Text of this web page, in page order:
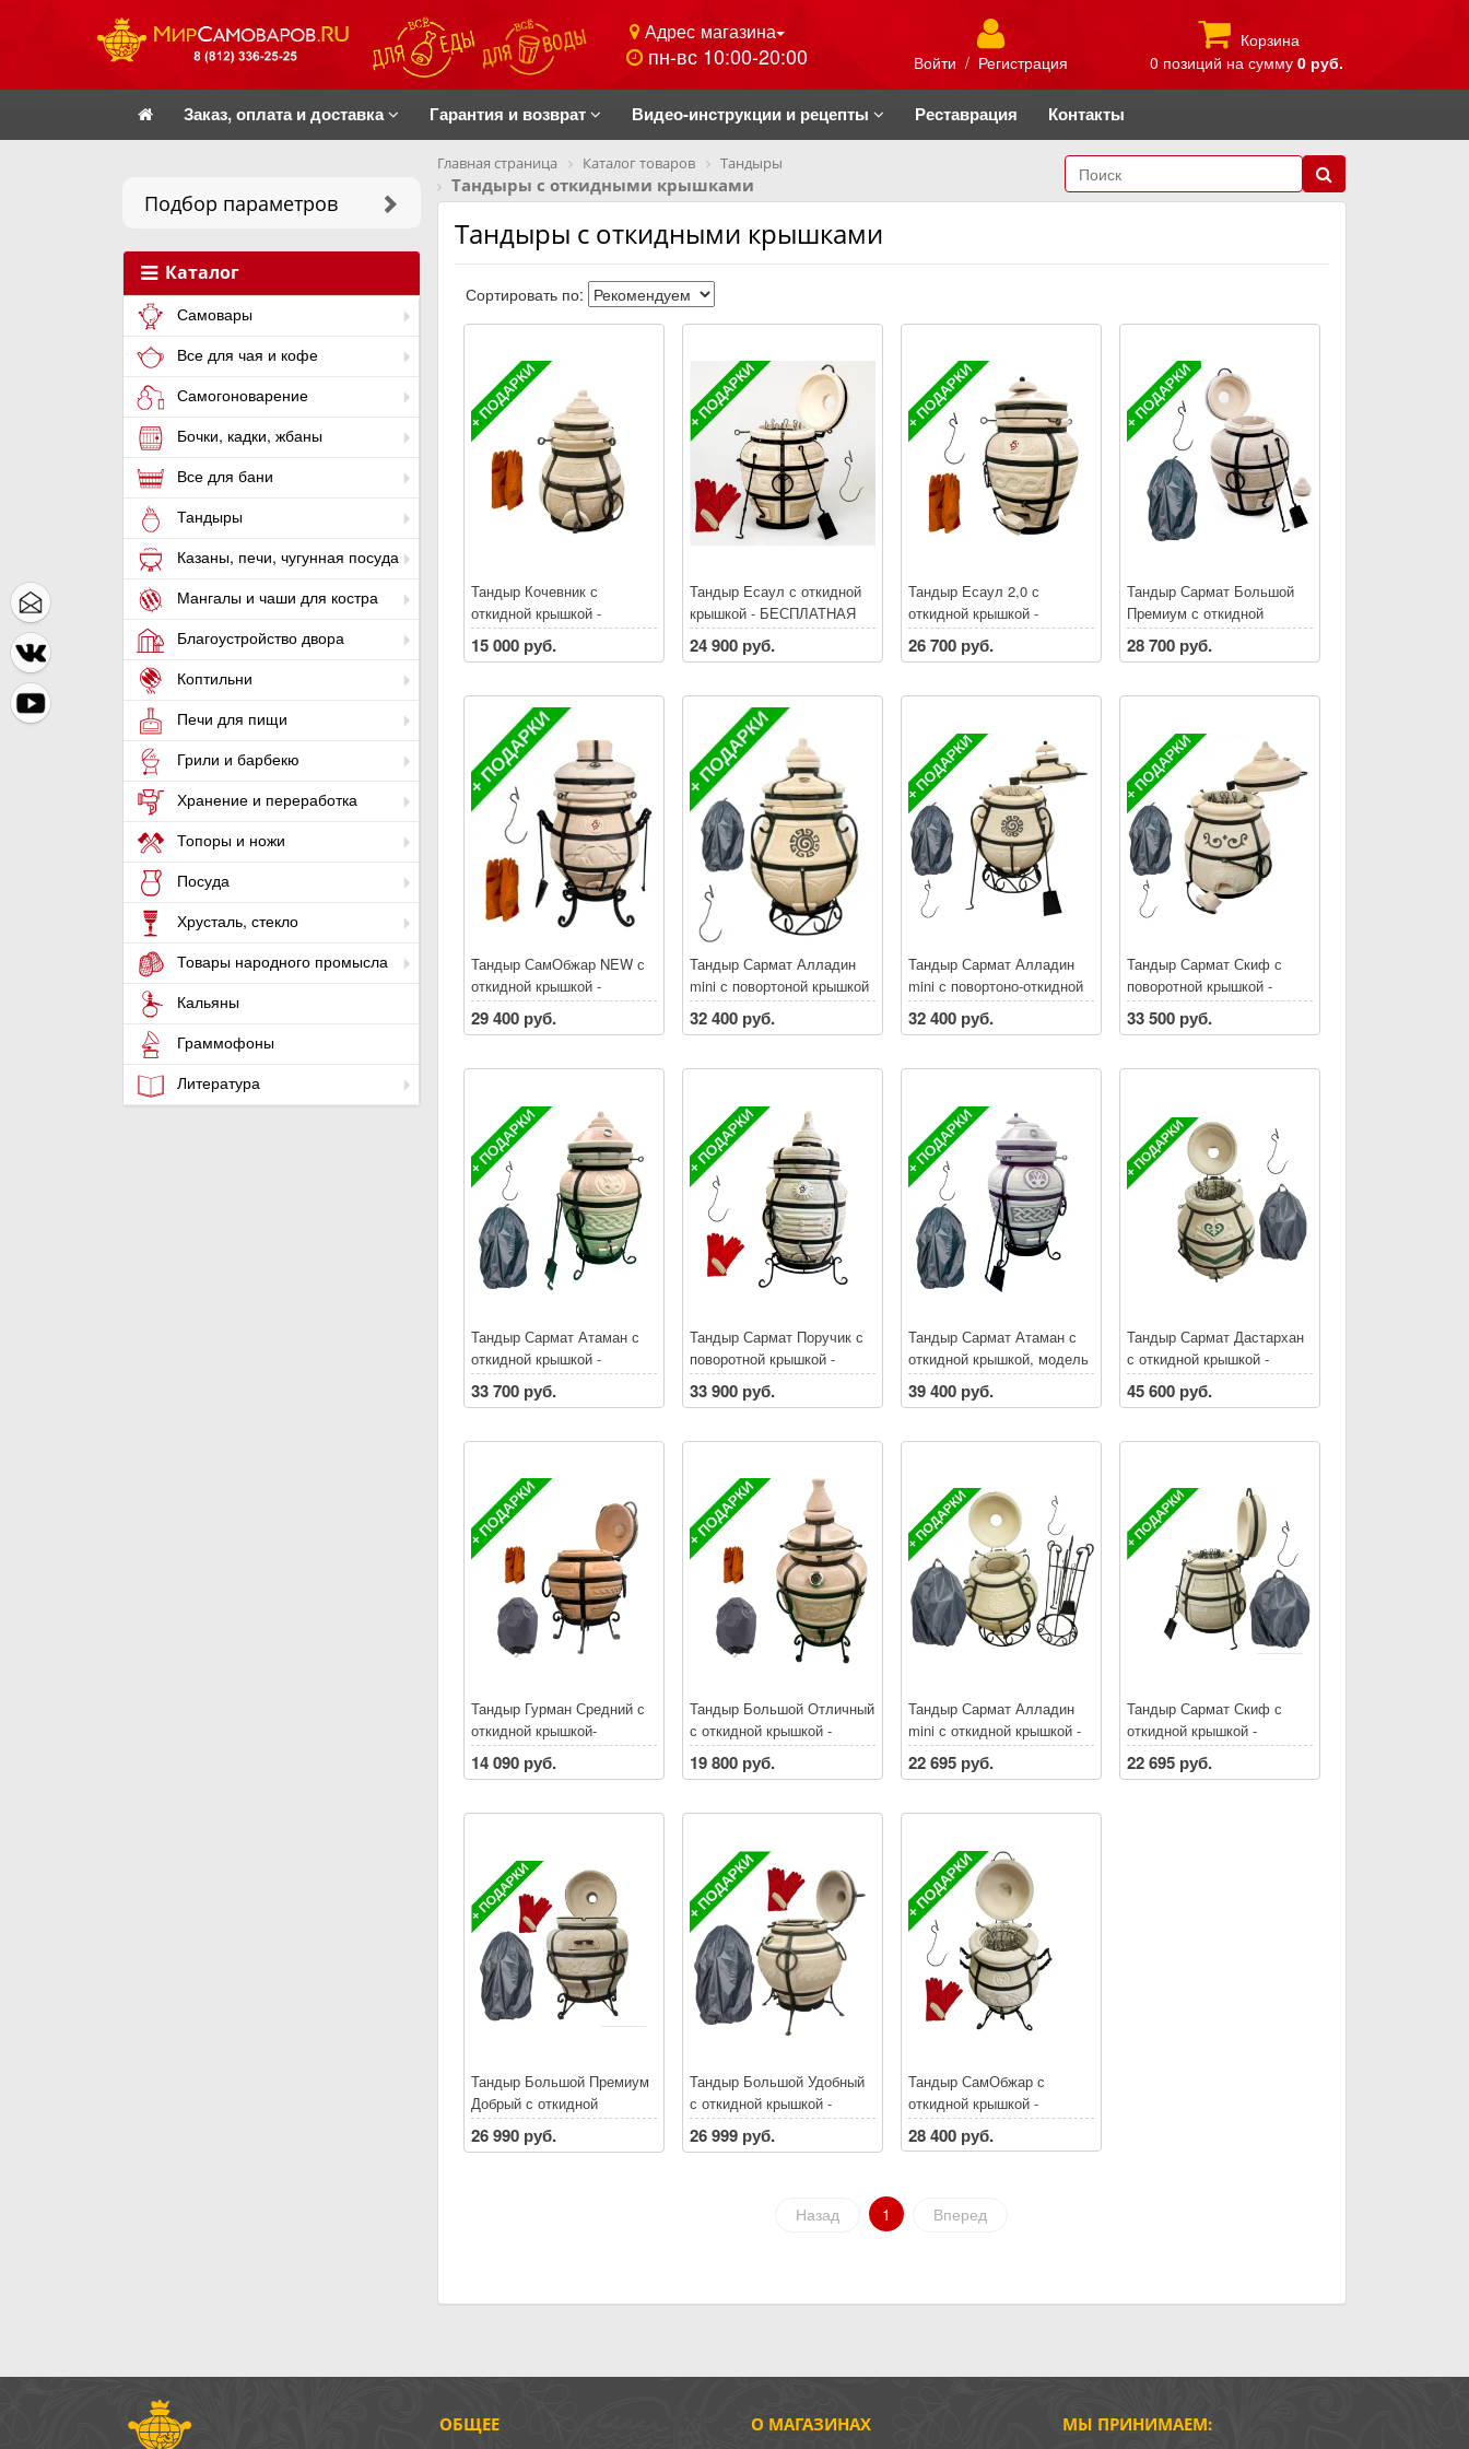
Адрес магазина
пн-вс 10:00-20:00 Войти / Регистрация
Корзина
0 позиций на сумму 0 руб.
Заказ, оплата и доставка Гарантия и возврат Видео-инструкции и рецепты Реставрация Контакты
Подбор параметров
Каталог
Самовары
Все для чая и кофе
Самогоноварение
Бочки, кадки, жбаны
Все для бани
Тандыры
Казаны, печи, чугунная посуда
Мангалы и чаши для костра
Благоустройство двора
Коптильни
Печи для пищи
Грили и барбекю
Хранение и переработка
Топоры и ножи
Посуда
Хрусталь, стекло
Товары народного промысла
Кальяны
Граммофоны
Литература
Главная страница Каталог товаров Тандыры
Тандыры с откидными крышками
Тандыры с откидными крышками
Сортировать по:
Тандыр Кочевник с
откидной крышкой -
БЕСПЛАТНАЯ ДОСТАВКА
по Санкт-Петербургу и
При покупке тандыра
скидки на аксессуары до
30% **
15 000 руб.
Тандыр Есаул с откидной
крышкой - БЕСПЛАТНАЯ
ДОСТАВКА по Санкт-
Петербургу и
При покупке тандыра
скидки на аксессуары до
30% **
24 900 руб.
Тандыр Есаул 2,0 с
откидной крышкой -
БЕСПЛАТНАЯ ДОСТАВКА
по Санкт-Петербургу и
При покупке тандыра
30% **
26 700 руб.
Тандыр Сармат Большой
Премиум с откидной
крышкой - БЕСПЛАТНАЯ
ДОСТАВКА по Санкт-
Ленинградской области*
скидки на аксессуары до
30% **
28 700 руб.
Тандыр СамОбжар NEW с
откидной крышкой -
БЕСПЛАТНАЯ ДОСТАВКА
по Санкт-Петербургу и
При покупке тандыра
30% **
29 400 руб.
Тандыр Сармат Алладин
mini с повортоной крышкой
- БЕСПЛАТНАЯ
ДОСТАВКА по Санкт-
Ленинградской области*
скидки на аксессуары до
30% **
32 400 руб.
Тандыр Сармат Алладин
mini с повортоно-откидной
крышкой - БЕСПЛАТНАЯ
ДОСТАВКА по Санкт-
Ленинградской области*
скидки на аксессуары до
30% **
32 400 руб.
Тандыр Сармат Скиф с
поворотной крышкой -
БЕСПЛАТНАЯ ДОСТАВКА
по Санкт-Петербургу и
При покупке тандыра
30% **
33 500 руб.
Тандыр Сармат Атаман с
откидной крышкой -
БЕСПЛАТНАЯ ДОСТАВКА
по Санкт-Петербургу и
При покупке тандыра
30% **
33 700 руб.
Тандыр Сармат Поручик с
поворотной крышкой -
БЕСПЛАТНАЯ ДОСТАВКА
по Санкт-Петербургу и
При покупке тандыра
30% **
33 900 руб.
Тандыр Сармат Атаман с
откидной крышкой, модель
2024 - БЕСПЛАТНАЯ
ДОСТАВКА по Санкт-
Ленинградской области*
скидки на аксессуары до
30% **
39 400 руб.
Тандыр Сармат Дастархан
с откидной крышкой -
БЕСПЛАТНАЯ ДОСТАВКА
по Санкт-Петербургу и
При покупке тандыра
30% **
45 600 руб.
Тандыр Гурман Средний с
откидной крышкой-
БЕСПЛАТНАЯ ДОСТАВКА
по Санкт-Петербургу и
При покупке тандыра
30% **
14 090 руб.
Тандыр Большой Отличный
с откидной крышкой -
БЕСПЛАТНАЯ ДОСТАВКА
по Санкт-Петербургу и
При покупке тандыра
30% **
19 800 руб.
Тандыр Сармат Алладин
mini с откидной крышкой -
БЕСПЛАТНАЯ ДОСТАВКА
по Санкт-Петербургу и
При покупке тандыра
30% **
22 695 руб.
Тандыр Сармат Скиф с
откидной крышкой -
БЕСПЛАТНАЯ ДОСТАВКА
по Санкт-Петербургу и
22 695 руб.
Тандыр Большой Премиум
Добрый с откидной
крышкой - БЕСПЛАТНАЯ
ДОСТАВКА по Санкт-
26 990 руб.
Тандыр Большой Удобный
с откидной крышкой -
БЕСПЛАТНАЯ ДОСТАВКА
по Санкт-Петербургу и
скидки на аксессуары до
26 999 руб.
Тандыр СамОбжар с
откидной крышкой -
БЕСПЛАТНАЯ ДОСТАВКА
по Санкт-Петербургу и
скидки на аксессуары до
28 400 руб.
Назад 1 Вперед
О МАГАЗИНАХ
ОБЩЕЕ МЫ ПРИНИМАЕМ: